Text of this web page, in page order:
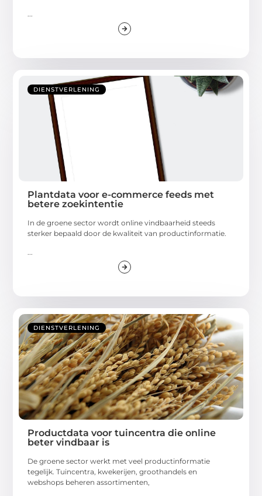
DIENSTVERLENING
Plantdata voor e-commerce feeds met
betere zoekintentie
In de groene sector wordt online vindbaarheid steeds
sterker bepaald door de kwaliteit van productinformatie.
DIENSTVERLENING
Productdata voor tuincentra die online
beter vindbaar is
De groene sector werkt met veel productinformatie
tegelijk. Tuincentra, kwekerijen, groothandels en
webshops beheren assortimenten,